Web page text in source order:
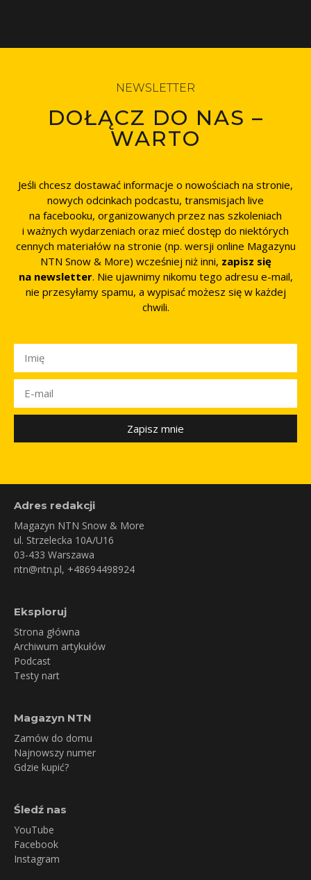
NEWSLETTER
DOŁĄCZ DO NAS –
WARTO
Jeśli chcesz dostawać informacje o nowościach na stronie,
nowych odcinkach podcastu, transmisjach live
na facebooku, organizowanych przez nas szkoleniach
i ważnych wydarzeniach oraz mieć dostęp do niektórych
cennych materiałów na stronie (np. wersji online Magazynu
NTN Snow & More) wcześniej niż inni, zapisz się
na newsletter. Nie ujawnimy nikomu tego adresu e-mail,
nie przesyłamy spamu, a wypisać możesz się w każdej
chwili.
Zapisz mnie
Adres redakcji
Magazyn NTN Snow & More
ul. Strzelecka 10A/U16
03-433 Warszawa
ntn@ntn.pl, +48694498924
Eksploruj
Strona główna
Archiwum artykułów
Podcast
Testy nart
Magazyn NTN
Zamów do domu
Najnowszy numer
Gdzie kupić?
Śledź nas
YouTube
Facebook
Instagram